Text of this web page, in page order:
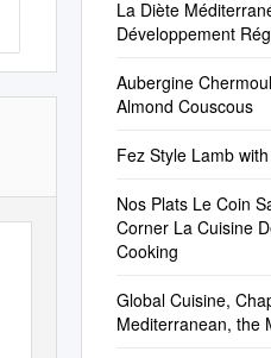
La Diète
Développement
Aubergine
Almond Couscous
Fez Style Lamb
Nos Plats Le Coin
Corner La Cuisine
Cooking
Global Cuisine,
Mediterranean, the